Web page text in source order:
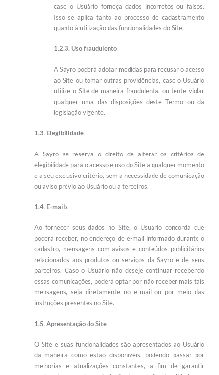
caso o Usuário forneça dados incorretos ou falsos.
Isso se aplica tanto ao processo de cadastramento
quanto à utilização das funcionalidades do Site.
1.2.3. Uso fraudulento
A Sayro poderá adotar medidas para recusar o acesso
ao Site ou tomar outras providências, caso o Usuário
utilize o Site de maneira fraudulenta, ou tente violar
qualquer uma das disposições deste Termo ou da
legislação vigente.
1.3. Elegibilidade
A Sayro se reserva o direito de alterar os critérios de
elegibilidade para o acesso e uso do Site a qualquer momento
e a seu exclusivo critério, sem a necessidade de comunicação
ou aviso prévio ao Usuário ou a terceiros.
1.4. E-mails
Ao fornecer seus dados no Site, o Usuário concorda que
poderá receber, no endereço de e-mail informado durante o
cadastro, mensagens com avisos e conteúdos publicitários
relacionados aos produtos ou serviços da Sayro e de seus
parceiros. Caso o Usuário não deseje continuar recebendo
essas comunicações, poderá optar por não receber mais tais
mensagens, seja diretamente no e-mail ou por meio das
instruções presentes no Site.
1.5. Apresentação do Site
O Site e suas funcionalidades são apresentados ao Usuário
da maneira como estão disponíveis, podendo passar por
melhorias e atualizações constantes, a fim de garantir